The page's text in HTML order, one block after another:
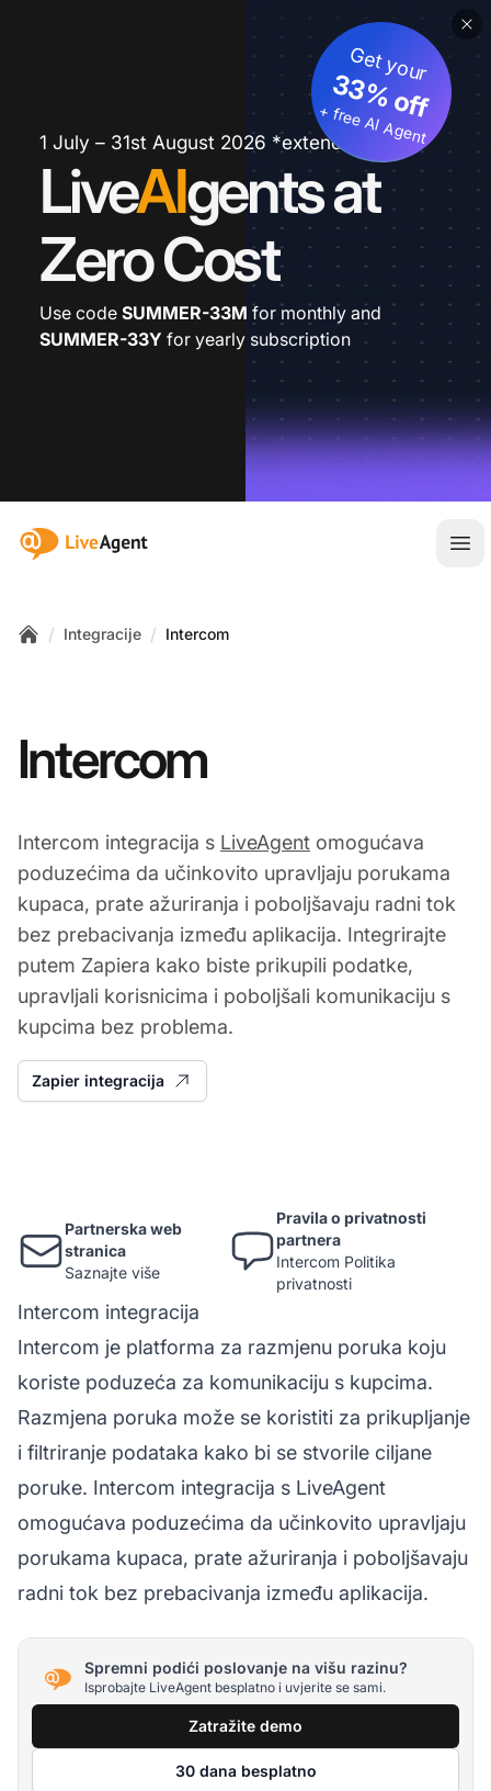
1 July – 31st August 2026 *extended
LiveAIgents at
Zero Cost
Get your
33% off
+ free AI Agent
Use code SUMMER-33M for monthly and
SUMMER-33Y for yearly subscription
:site.title
/ Integracije / Intercom
Intercom
Intercom integracija s LiveAgent omogućava
poduzećima da učinkovito upravljaju porukama
kupaca, prate ažuriranja i poboljšavaju radni tok
bez prebacivanja između aplikacija. Integrirajte
putem Zapiera kako biste prikupili podatke,
upravljali korisnicima i poboljšali komunikaciju s
kupcima bez problema.
Zapier integracija
Partnerska web
stranica
Saznajte više
Pravila o privatnosti
partnera
Intercom Politika
privatnosti
Intercom integracija
Intercom je platforma za razmjenu poruka koju
koriste poduzeća za komunikaciju s kupcima.
Razmjena poruka može se koristiti za prikupljanje
i filtriranje podataka kako bi se stvorile ciljane
poruke. Intercom integracija s LiveAgent
omogućava poduzećima da učinkovito upravljaju
porukama kupaca, prate ažuriranja i poboljšavaju
radni tok bez prebacivanja između aplikacija.
Spremni podići poslovanje na višu razinu?
Isprobajte LiveAgent besplatno i uvjerite se sami.
Zatražite demo
30 dana besplatno